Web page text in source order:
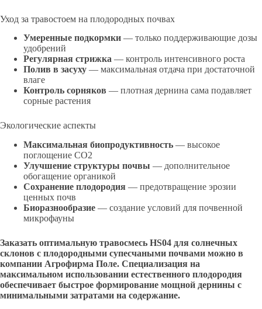
Уход за травостоем на плодородных почвах
Умеренные подкормки — только поддерживающие дозы
удобрений
Регулярная стрижка — контроль интенсивного роста
Полив в засуху — максимальная отдача при достаточной
влаге
Контроль сорняков — плотная дернина сама подавляет
сорные растения
Экологические аспекты
Максимальная биопродуктивность — высокое
поглощение CO2
Улучшение структуры почвы — дополнительное
обогащение органикой
Сохранение плодородия — предотвращение эрозии
ценных почв
Биоразнообразие — создание условий для почвенной
микрофауны
Заказать оптимальную травосмесь HS04 для солнечных
склонов с плодородными супесчаными почвами можно в
компании Агрофирма Поле. Специализация на
максимальном использовании естественного плодородия
обеспечивает быстрое формирование мощной дернины с
минимальными затратами на содержание.